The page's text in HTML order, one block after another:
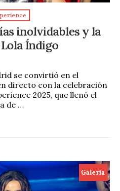
inolvidables y la
Índigo
se convirtió en el
directo con la celebración
2025, que llenó el
de …
Galeria